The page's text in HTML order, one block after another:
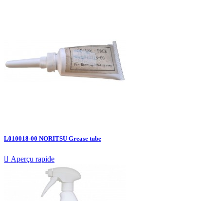
L010018-00 NORITSU Grease tube
 Aperçu rapide